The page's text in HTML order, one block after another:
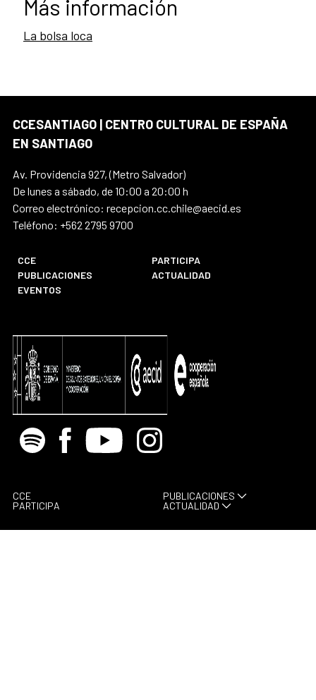
Más información
La bolsa loca
CCESANTIAGO | CENTRO CULTURAL DE ESPAÑA
EN SANTIAGO
Av. Providencia 927, (Metro Salvador)
De lunes a sábado, de 10:00 a 20:00 h
Correo electrónico: recepcion.cc.chile@aecid.es
Teléfono: +562 2795 9700
CCE
PARTICIPA
PUBLICACIONES
ACTUALIDAD
EVENTOS
Spotify Facebook
Youtube Instagram
CCE
PARTICIPA
PUBLICACIONES
ACTUALIDAD